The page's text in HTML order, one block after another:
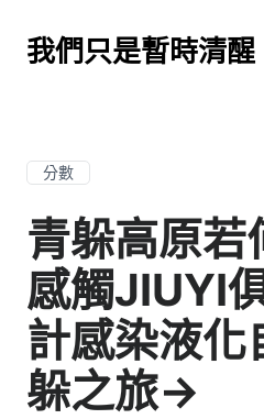
我們只是暫時清醒
分數
青躲高原若
感觸JIUYI
計感染液化
躲之旅→